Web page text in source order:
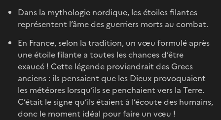
Dans la mythologie nordique, les étoiles filantes
représentent l’âme des guerriers morts au combat.
En France, selon la tradition, un vœu formulé après
une étoile filante a toutes les chances d’être
exaucé ! Cette légende proviendrait des Grecs
anciens : ils pensaient que les Dieux provoquaient
les météores lorsqu’ils se penchaient vers la Terre.
C’était le signe qu’ils étaient à l’écoute des humains,
donc le moment idéal pour faire un vœu !